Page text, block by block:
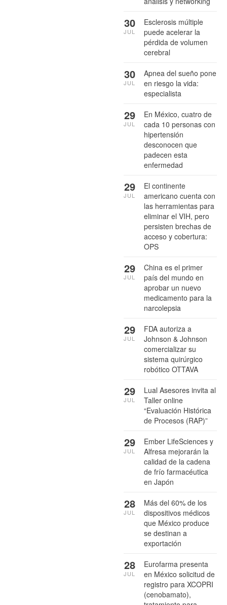
Esclerosis múltiple
puede acelerar la
pérdida de volumen
cerebral
30
JUL
Apnea del sueño pone
en riesgo la vida:
especialista
30
JUL
En México, cuatro de
cada 10 personas con
hipertensión
desconocen que
padecen esta
enfermedad
29
JUL
El continente
americano cuenta con
las herramientas para
eliminar el VIH, pero
persisten brechas de
acceso y cobertura:
OPS
29
JUL
China es el primer
país del mundo en
aprobar un nuevo
medicamento para la
narcolepsia
29
JUL
FDA autoriza a
Johnson & Johnson
comercializar su
sistema quirúrgico
robótico OTTAVA
29
JUL
Lual Asesores invita al
Taller online
“Evaluación Histórica
de Procesos (RAP)”
29
JUL
Ember LifeSciences y
Alfresa mejorarán la
calidad de la cadena
de frío farmacéutica
en Japón
29
JUL
Más del 60% de los
dispositivos médicos
que México produce
se destinan a
exportación
28
JUL
Eurofarma presenta
en México solicitud de
registro para XCOPRI
(cenobamato),
28
JUL